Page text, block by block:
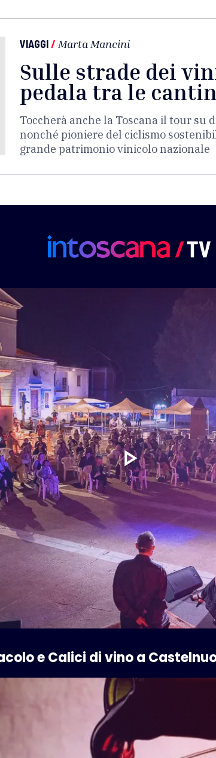
VIAGGI/ Marta Mancini
Sulle strade dei
pedala tra le
Toccherà anche la Toscana il tour su
nonché pioniere del ciclismo
grande patrimonio vinicolo nazionale
e Calici di vino a